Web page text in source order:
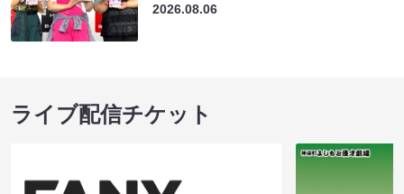
2026.08.06
ライブ配信チケット